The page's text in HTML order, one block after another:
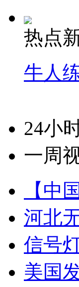
热点
牛人
24小
一周
【中
河北
信号
美国